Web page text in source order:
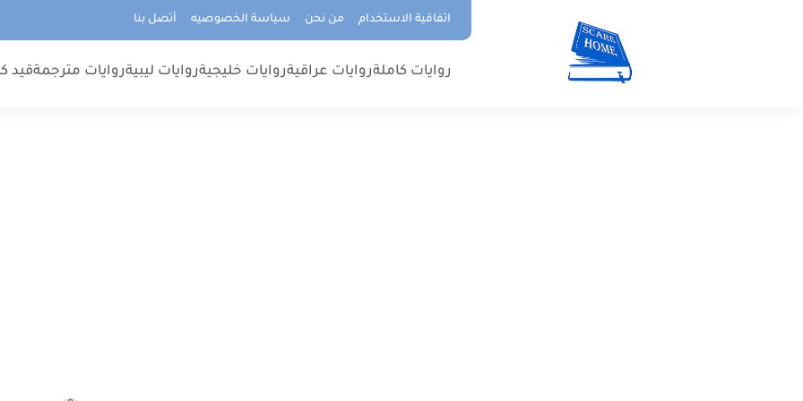
اتفاقية الاستخدام من نحن سياسة الخصوصيه أتصل بنا
روايات كاملةروايات عراقيةروايات خليجيةروايات ليبيةروايات مترجمةقيد